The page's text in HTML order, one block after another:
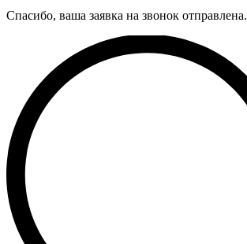
Спасибо, ваша заявка на звонок отправлена.